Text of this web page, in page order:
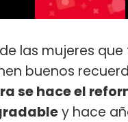
las mujeres
buenos
se hace el
y hace